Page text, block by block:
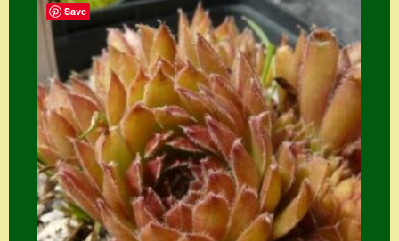
Save